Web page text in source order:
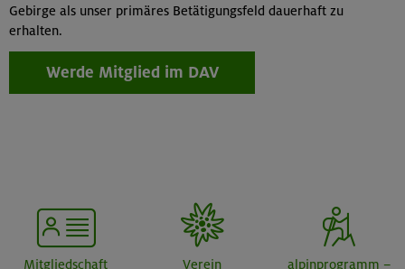
Gebirge als unser primäres Betätigungsfeld dauerhaft zu
erhalten.
Werde Mitglied im DAV
Mitgliedschaft Verein
alpinprogramm –